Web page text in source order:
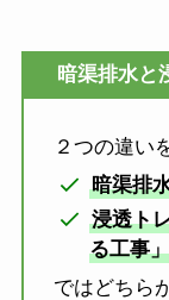
暗渠排水と
２つの違い
暗渠排
浸透ト
る工事
ではどちら